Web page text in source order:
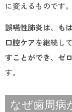
に変えるものです。
誤嚥性肺炎は、も
口腔ケアを継続し
すことができ、ゼ
す。
なぜ歯周病